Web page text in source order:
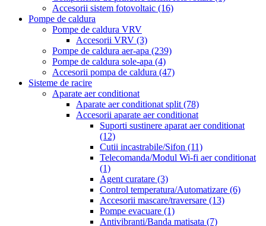
Accesorii sistem fotovoltaic (16)
Pompe de caldura
Pompe de caldura VRV
Accesorii VRV (3)
Pompe de caldura aer-apa (239)
Pompe de caldura sole-apa (4)
Accesorii pompa de caldura (47)
Sisteme de racire
Aparate aer conditionat
Aparate aer conditionat split (78)
Accesorii aparate aer conditionat
Suporti sustinere aparat aer conditionat
(12)
Cutii incastrabile/Sifon (11)
Telecomanda/Modul Wi-fi aer conditionat
(1)
Agent curatare (3)
Control temperatura/Automatizare (6)
Accesorii mascare/traversare (13)
Pompe evacuare (1)
Antivibranti/Banda matisata (7)